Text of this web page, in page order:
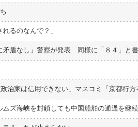
るのなんで？」